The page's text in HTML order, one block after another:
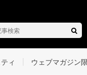
ィ ウェブマガジン